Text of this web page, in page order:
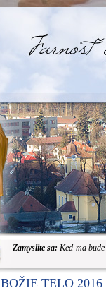
Zamyslite sa: Keď ma
BOŽIE TELO 2016